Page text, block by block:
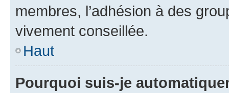
membres, l’adhésion à des
vivement conseillée.
Haut
Pourquoi suis-je